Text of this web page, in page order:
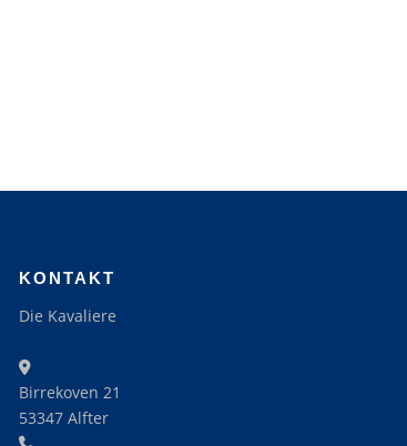
KONTAKT
Die Kavaliere
Birrekoven 21
53347 Alfter